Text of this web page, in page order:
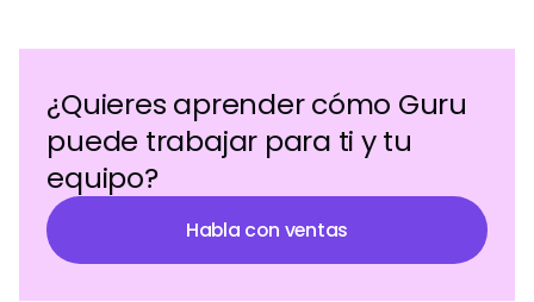
¿Quieres aprender cómo Guru
puede trabajar para ti y tu
equipo?
Habla con ventas